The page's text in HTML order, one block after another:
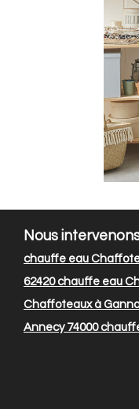
Nous
chauffe eau
62420chauffe eau
Chaffoteaux à
Annecy 74000